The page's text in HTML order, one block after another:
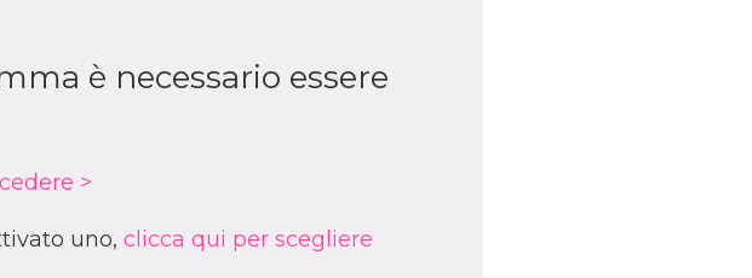
è necessario essere
>
uno, clicca qui per scegliere